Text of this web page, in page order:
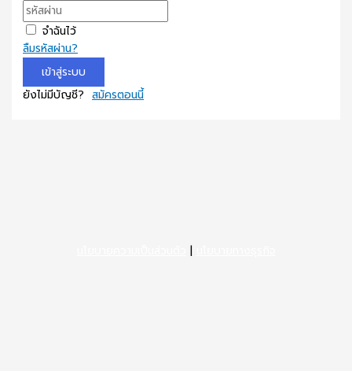
จำฉันไว้
ลืมรหัสผ่าน?
เข้าสู่ระบบ
ยังไม่มีบัญชี?สมัครตอนนี้
|